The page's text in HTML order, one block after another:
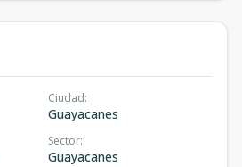
Ciudad:
Guayacanes
Sector:
Guayacanes